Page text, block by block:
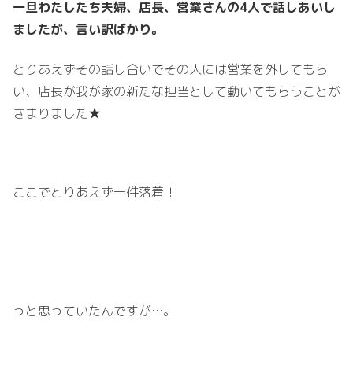
一旦わたしたち夫婦、店長、営業さんの4人で話しあいし
ましたが、言い訳ばかり。
とりあえずその話し合いでその人には営業を外してもら
い、店長が我が家の新たな担当として動いてもらうことが
きまりました★
ここでとりあえず一件落着！
っと思っていたんですが…。